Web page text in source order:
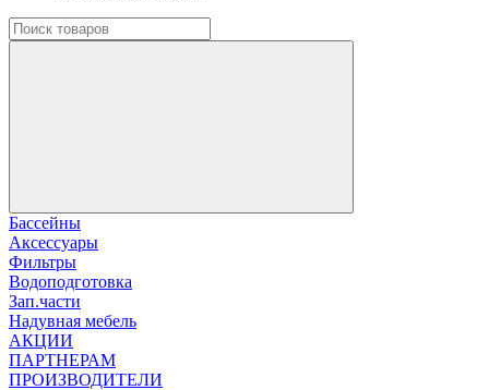
Бассейны
Аксессуары
Фильтры
Водоподготовка
Зап.части
Надувная мебель
АКЦИИ
ПАРТНЕРАМ
ПРОИЗВОДИТЕЛИ